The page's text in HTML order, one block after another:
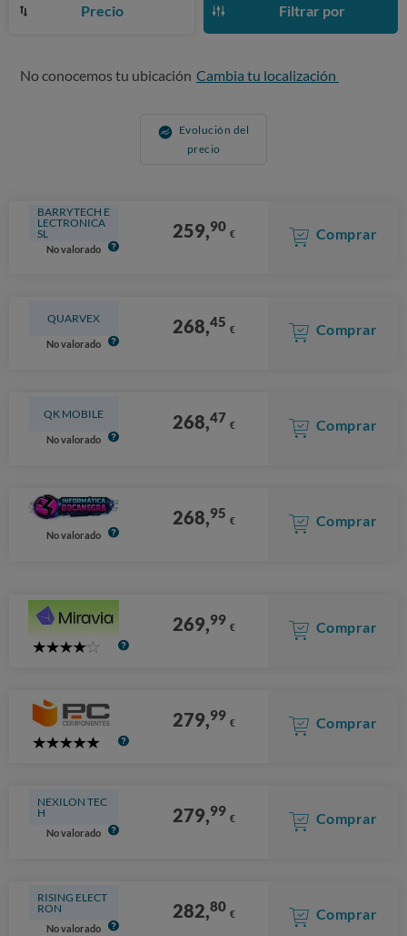
Precio Filtrar por
No conocemos tu ubicación Cambia tu localización
Evolución del
precio
BARRYTECH E
LECTRONICA
SL
No valorado
259,90 € Comprar
QUARVEX
No valorado
268,45 € Comprar
QK MOBILE
No valorado
268,47 € Comprar
No valorado
268,95 € Comprar
4
269,99 € Comprar
NEXILON TEC
H
No valorado
279,99 € Comprar
5
279,99 € Comprar
RISING ELECT
RON
No valorado
282,80 € Comprar